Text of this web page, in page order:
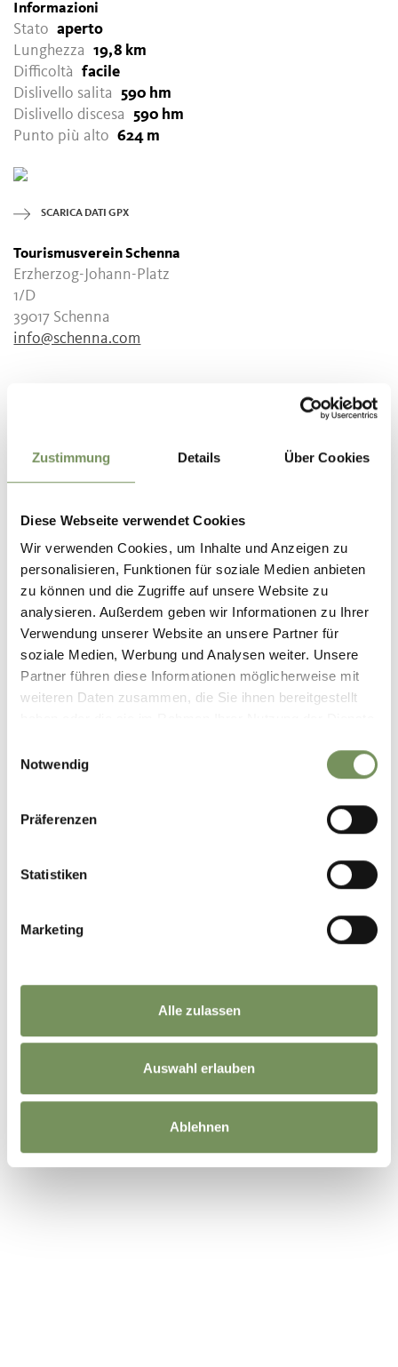
Zustimmung Details Über Cookies
Diese Webseite verwendet Cookies
Wir verwenden Cookies, um Inhalte und Anzeigen zu
personalisieren, Funktionen für soziale Medien anbieten
zu können und die Zugriffe auf unsere Website zu
analysieren. Außerdem geben wir Informationen zu Ihrer
Verwendung unserer Website an unsere Partner für
soziale Medien, Werbung und Analysen weiter. Unsere
Partner führen diese Informationen möglicherweise mit
weiteren Daten zusammen, die Sie ihnen bereitgestellt
Notwendig
Präferenzen
Statistiken
Marketing
Alle zulassen
Auswahl erlauben
Ablehnen
Informazioni
Stato aperto
Lunghezza 19,8 km
Difficoltà facile
Dislivello salita
590 hm
Dislivello discesa
590 hm
Punto più alto 624 m
SCARICA DATI GPX
Tourismusverein Schenna
Erzherzog-Johann-Platz
1/D
39017 Schenna
info@schenna.com
IL CONTENUTO VI È STATO UTILE? SÌ NO